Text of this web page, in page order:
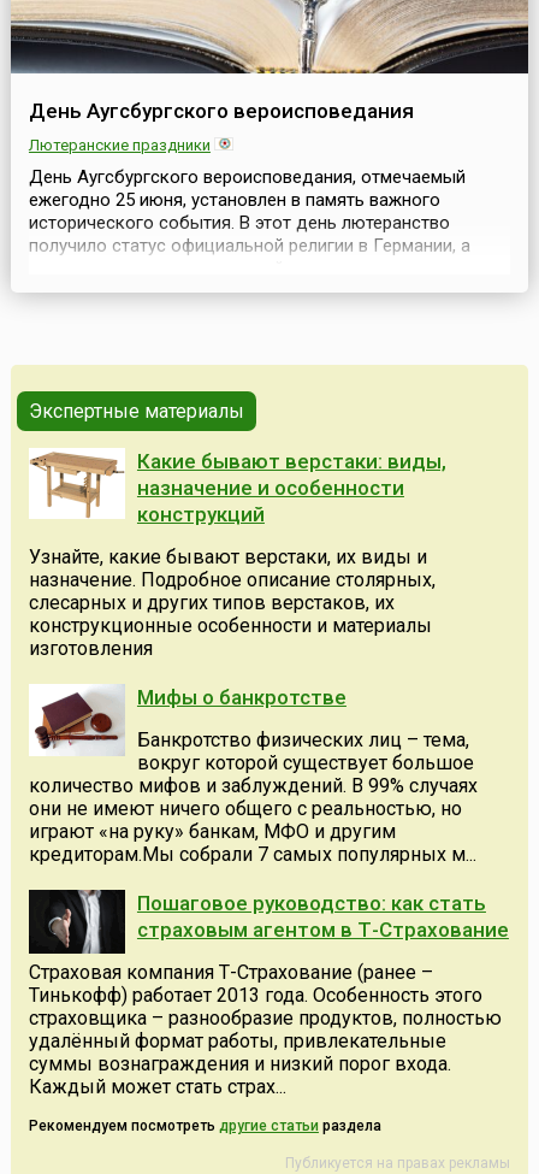
День Аугсбургского вероисповедания
Лютеранские праздники
День Аугсбургского вероисповедания, отмечаемый
ежегодно 25 июня, установлен в память важного
исторического события. В этот день лютеранство
получило статус официальной религии в Германии, а
Аугсбургское исповедание (лат. Confessio Augustana,
яв...
Экспертные материалы
Какие бывают верстаки: виды,
назначение и особенности
конструкций
Узнайте, какие бывают верстаки, их виды и
назначение. Подробное описание столярных,
слесарных и других типов верстаков, их
конструкционные особенности и материалы
изготовления
Мифы о банкротстве
Банкротство физических лиц – тема,
вокруг которой существует большое
количество мифов и заблуждений. В 99% случаях
они не имеют ничего общего с реальностью, но
играют «на руку» банкам, МФО и другим
кредиторам.Мы собрали 7 самых популярных м...
Пошаговое руководство: как стать
страховым агентом в Т-Страхование
Страховая компания Т-Страхование (ранее –
Тинькофф) работает 2013 года. Особенность этого
страховщика – разнообразие продуктов, полностью
удалённый формат работы, привлекательные
суммы вознаграждения и низкий порог входа.
Каждый может стать страх...
Рекомендуем посмотреть другие статьи раздела
Публикуется на правах рекламы